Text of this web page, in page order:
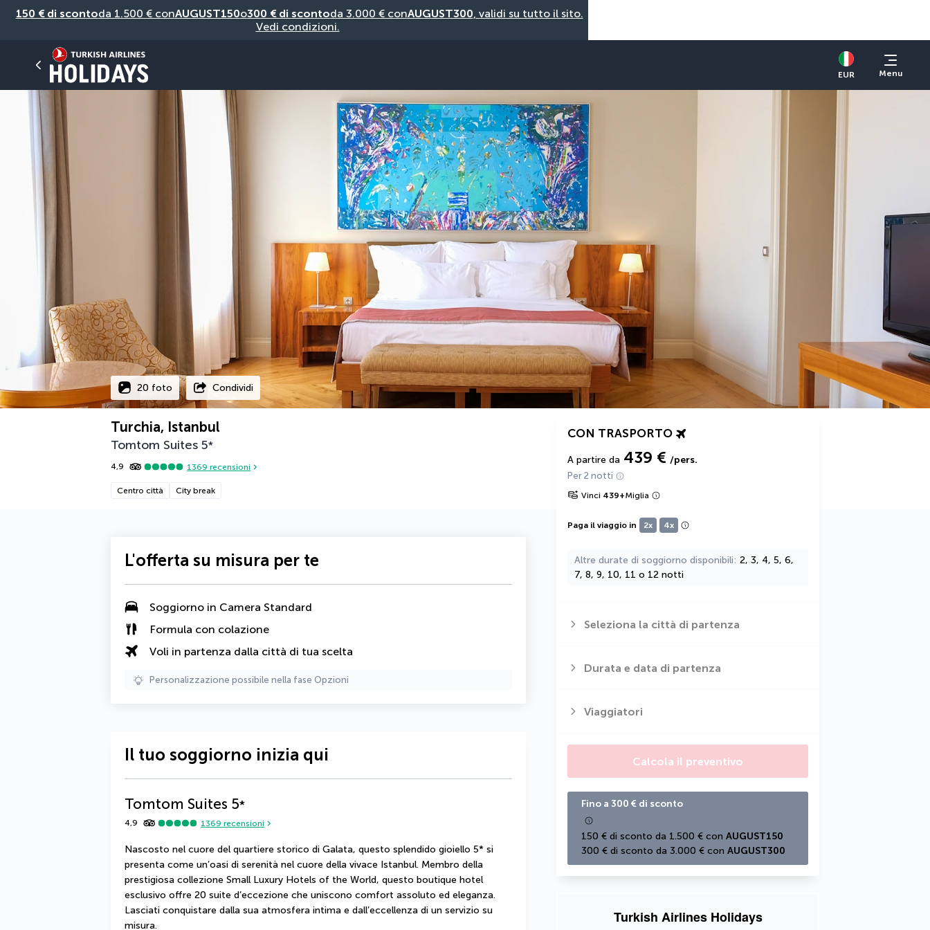
150 € di scontoda 1.500 € conAUGUST150o300 € di scontoda 3.000 € conAUGUST300, validi su tutto il sito.
Vedi condizioni.
EUR Menu
20 foto Condividi
Turchia, Istanbul
Tomtom Suites 5*
4,9 1369 recensioni
Centro città City break
CON TRASPORTO
A partire da 439 € /pers.
Per 2 notti
Vinci 439+Miglia
Paga il viaggio in 2x 4x
Altre durate di soggiorno disponibili 2, 3, 4, 5, 6,
7, 8, 9, 10, 11 o 12 notti
Seleziona la città di partenza
Durata e data di partenza
Viaggiatori
Calcola il preventivo
Fino a 300 € di sconto
150 € di sconto da 1.500 € con AUGUST150
300 € di sconto da 3.000 € con AUGUST300
Turkish Airlines Holidays
L'offerta su misura per te
Soggiorno in Camera Standard
Formula con colazione
Voli in partenza dalla città di tua scelta
Personalizzazione possibile nella fase Opzioni
Il tuo soggiorno inizia qui
Tomtom Suites 5*
4,9 1369 recensioni
Nascosto nel cuore del quartiere storico di Galata, questo splendido gioiello 5* si
presenta come un’oasi di serenità nel cuore della vivace Istanbul. Membro della
prestigiosa collezione Small Luxury Hotels of the World, questo boutique hotel
esclusivo offre 20 suite d’eccezione che uniscono comfort assoluto ed eleganza.
Lasciati conquistare dalla sua atmosfera intima e dall’eccellenza di un servizio su
misura.